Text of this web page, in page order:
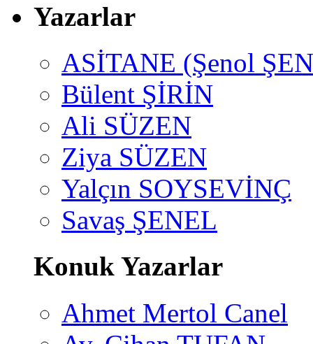
Yazarlar
ASİTANE (Şenol
Bülent ŞİRİN
Ali SÜZEN
Ziya SÜZEN
Yalçın SOYSEVİNÇ
Savaş ŞENEL
Konuk Yazarlar
Ahmet Mertol Canel